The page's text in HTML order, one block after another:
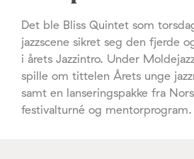
Det ble Bliss Quintet som
jazzscene sikret seg den fjerde
i årets Jazzintro. Under
spille om tittelen Årets unge
samt en lanseringspakke fra
festivalturné og mentorprogram.